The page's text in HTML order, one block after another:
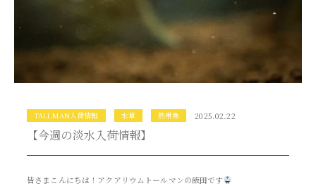
TALLMAN入荷情報 水草 熱帯魚 2025.02.22
【今週の淡水入荷情報】
皆さまこんにちは！アクアリウムトールマンの飯田です